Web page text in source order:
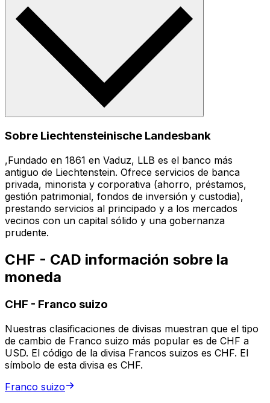
Sobre Liechtensteinische Landesbank
,Fundado en 1861 en Vaduz, LLB es el banco más
antiguo de Liechtenstein. Ofrece servicios de banca
privada, minorista y corporativa (ahorro, préstamos,
gestión patrimonial, fondos de inversión y custodia),
prestando servicios al principado y a los mercados
vecinos con un capital sólido y una gobernanza
prudente.
CHF - CAD información sobre la
moneda
CHF - Franco suizo
Nuestras clasificaciones de divisas muestran que el tipo
de cambio de Franco suizo más popular es de CHF a
USD. El código de la divisa Francos suizos es CHF. El
símbolo de esta divisa es CHF.
Franco suizo